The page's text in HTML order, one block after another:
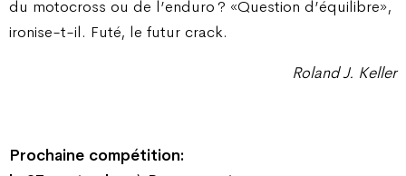
du motocross ou de l’enduro ? «Question d’équilibre»,
ironise-t-il. Futé, le futur crack.
Roland J. Keller
Prochaine compétition: